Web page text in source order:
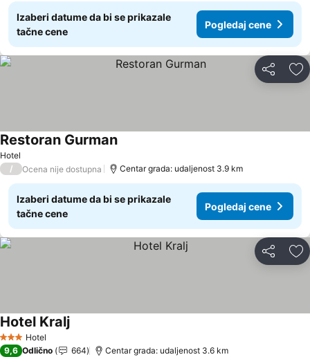
Izaberi datume da bi se prikazale
tačne cene
Pogledaj cene
Deli
Hotel
Restoran Gurman
/ Ocena nije dostupna Centar grada: udaljenost 3.9 km
Izaberi datume da bi se prikazale
tačne cene
Pogledaj cene
Deli
3 Zvezdice
Hotel
Hotel Kralj
9,6 Odlično 664 Centar grada: udaljenost 3.6 km